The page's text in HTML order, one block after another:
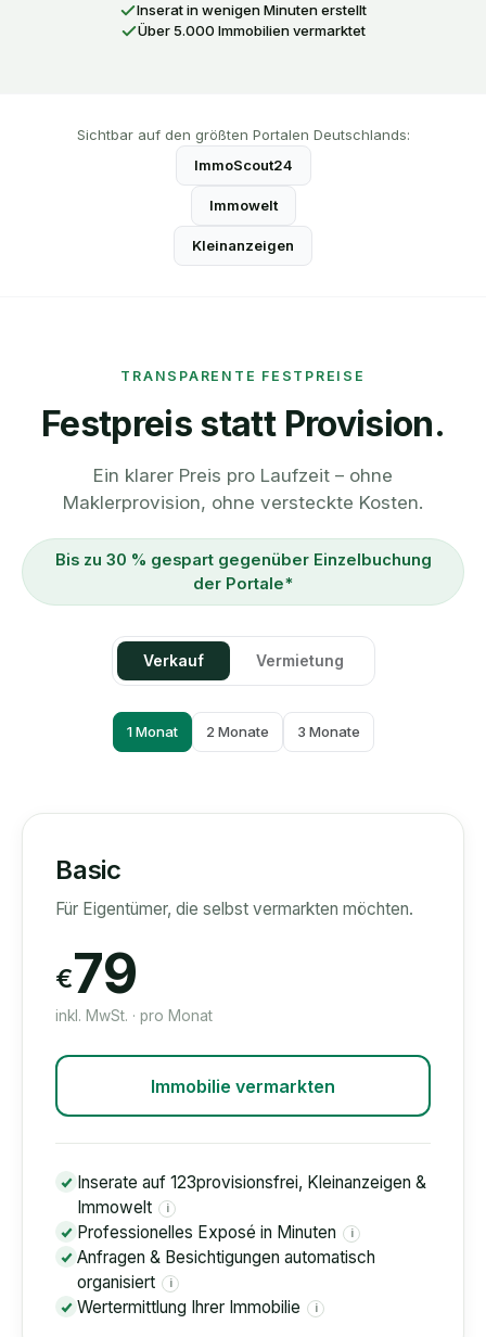
Inserat in wenigen Minuten erstellt
Über 5.000 Immobilien vermarktet
Sichtbar auf den größten Portalen Deutschlands:
ImmoScout24
Immowelt
Kleinanzeigen
TRANSPARENTE FESTPREISE
Festpreis statt Provision.
Ein klarer Preis pro Laufzeit – ohne
Maklerprovision, ohne versteckte Kosten.
Bis zu 30 % gespart gegenüber Einzelbuchung
der Portale*
Verkauf Vermietung
1 Monat 2 Monate 3 Monate
Basic
Für Eigentümer, die selbst vermarkten möchten.
€79
inkl. MwSt. · pro Monat
Immobilie vermarkten
Inserate auf 123provisionsfrei, Kleinanzeigen &
Immowelt
i
Professionelles Exposé in Minuten i
Anfragen & Besichtigungen automatisch
organisiert
i
Wertermittlung Ihrer Immobilie i